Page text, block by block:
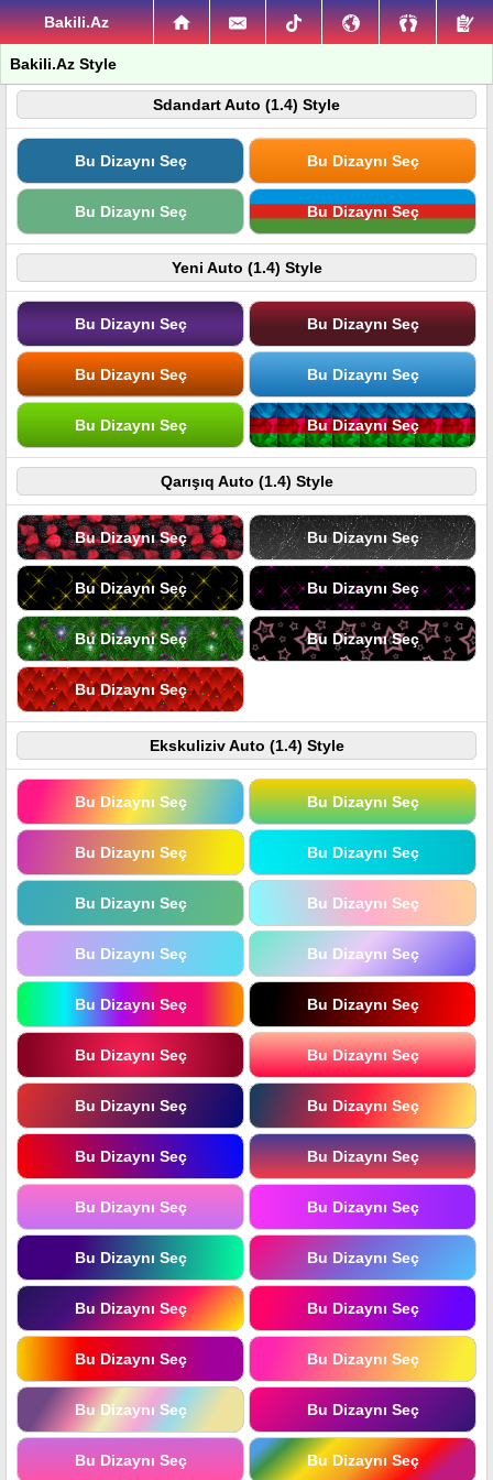
Bakili.Az
Bakili.Az Style
Sdandart Auto (1.4) Style
Bu Dizaynı Seç Bu Dizaynı Seç
Bu Dizaynı Seç Bu Dizaynı Seç
Yeni Auto (1.4) Style
Bu Dizaynı Seç Bu Dizaynı Seç
Bu Dizaynı Seç Bu Dizaynı Seç
Bu Dizaynı Seç Bu Dizaynı Seç
Qarışıq Auto (1.4) Style
Bu Dizaynı Seç Bu Dizaynı Seç
Bu Dizaynı Seç Bu Dizaynı Seç
Bu Dizaynı Seç Bu Dizaynı Seç
Bu Dizaynı Seç
Ekskuliziv Auto (1.4) Style
Bu Dizaynı Seç Bu Dizaynı Seç
Bu Dizaynı Seç Bu Dizaynı Seç
Bu Dizaynı Seç Bu Dizaynı Seç
Bu Dizaynı Seç Bu Dizaynı Seç
Bu Dizaynı Seç Bu Dizaynı Seç
Bu Dizaynı Seç Bu Dizaynı Seç
Bu Dizaynı Seç Bu Dizaynı Seç
Bu Dizaynı Seç Bu Dizaynı Seç
Bu Dizaynı Seç Bu Dizaynı Seç
Bu Dizaynı Seç Bu Dizaynı Seç
Bu Dizaynı Seç Bu Dizaynı Seç
Bu Dizaynı Seç Bu Dizaynı Seç
Bu Dizaynı Seç Bu Dizaynı Seç
Bu Dizaynı Seç Bu Dizaynı Seç